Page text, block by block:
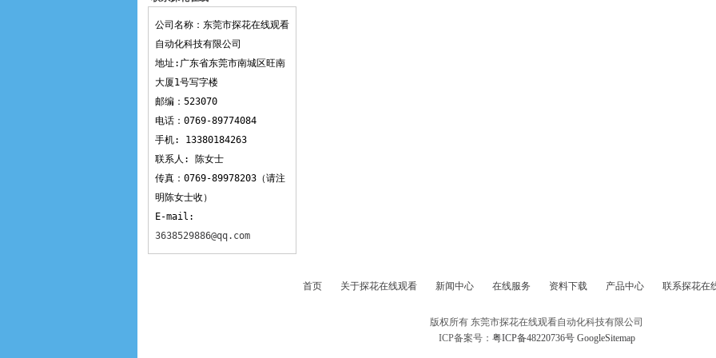
观看
公司名称：东莞市探花在线观看
自动化科技有限公司
地址:广东省东莞市南城区旺南
大厦1号写字楼
邮编：523070
电话：0769-89774084
手机: 13380184263
联系人: 陈女士
传真：0769-89978203（请注
明陈女士收）
E-mail:
3638529886@qq.com
首页 关于探花在线观看 新闻中心 在线服务 资料下载 产品中心 联系探花在
版权所有 东莞市探花在线观看自动化科技有限公司
ICP备案号： 粤ICP备48220736号 GoogleSitemap